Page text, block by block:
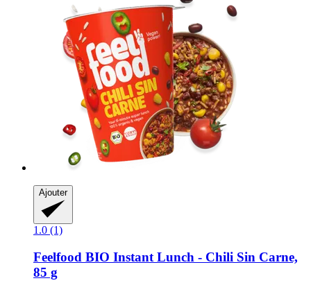
Ajouter
1.0 (1)
Feelfood BIO Instant Lunch -​ Chili Sin Carne,
85 g